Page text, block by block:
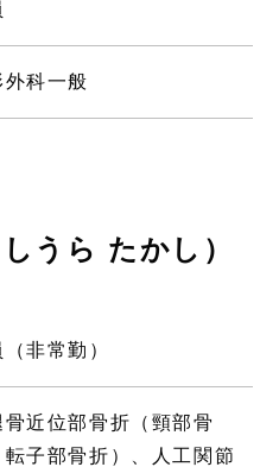
外科一般
うら たかし）
（非常勤）
骨近位部骨折（頸部骨
転子部骨折）、人工関節